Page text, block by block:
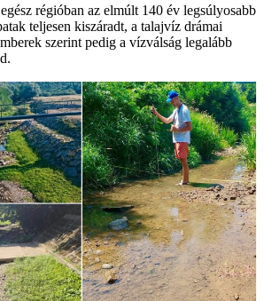
régióban az elmúlt 140 év legsúlyosabb
teljesen kiszáradt, a talajvíz drámai
szerint pedig a vízválság legalább